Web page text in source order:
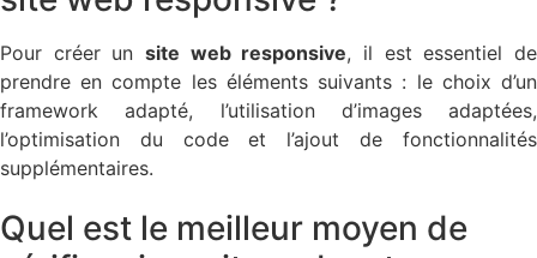
Pour créer un site web responsive, il est essentiel de
prendre en compte les éléments suivants : le choix d’un
framework adapté, l’utilisation d’images adaptées,
l’optimisation du code et l’ajout de fonctionnalités
supplémentaires.
Quel est le meilleur moyen de